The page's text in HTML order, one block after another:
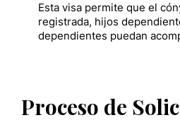
Esta visa permite que el
registrada, hijos
dependientes puedan
Proceso de